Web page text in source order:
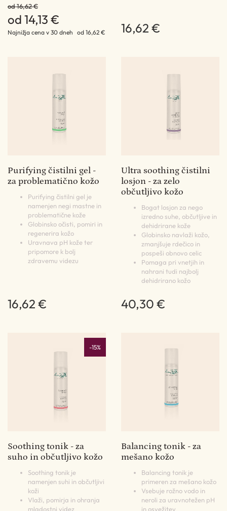
od 16,62 €
od 14,13 €
Najnižja cena v 30 dneh od 16,62 € 16,62 €
Purifying čistilni gel -
za problematično kožo
Purifying čistilni gel je
namenjen negi mastne in
problematične kože
Globinsko očisti, pomiri in
regenerira kožo
Uravnava pH kože ter
pripomore k bolj
zdravemu videzu
16,62 €
Ultra soothing čistilni
losjon - za zelo
občutljivo kožo
Bogat losjon za nego
izredno suhe, občutljive in
dehidrirane kože
Globinsko navlaži kožo,
zmanjšuje rdečico in
pospeši obnovo celic
Pomaga pri vnetjih in
nahrani tudi najbolj
dehidrirano kožo
40,30 €
-15%
Soothing tonik - za
suho in občutljivo kožo
Soothing tonik je
namenjen suhi in občutljivi
koži
Vlaži, pomirja in ohranja
mladostni videz
Balancing tonik - za
mešano kožo
Balancing tonik je
primeren za mešano kožo
Vsebuje rožno vodo in
neroli za uravnotežen pH
in osvežitev